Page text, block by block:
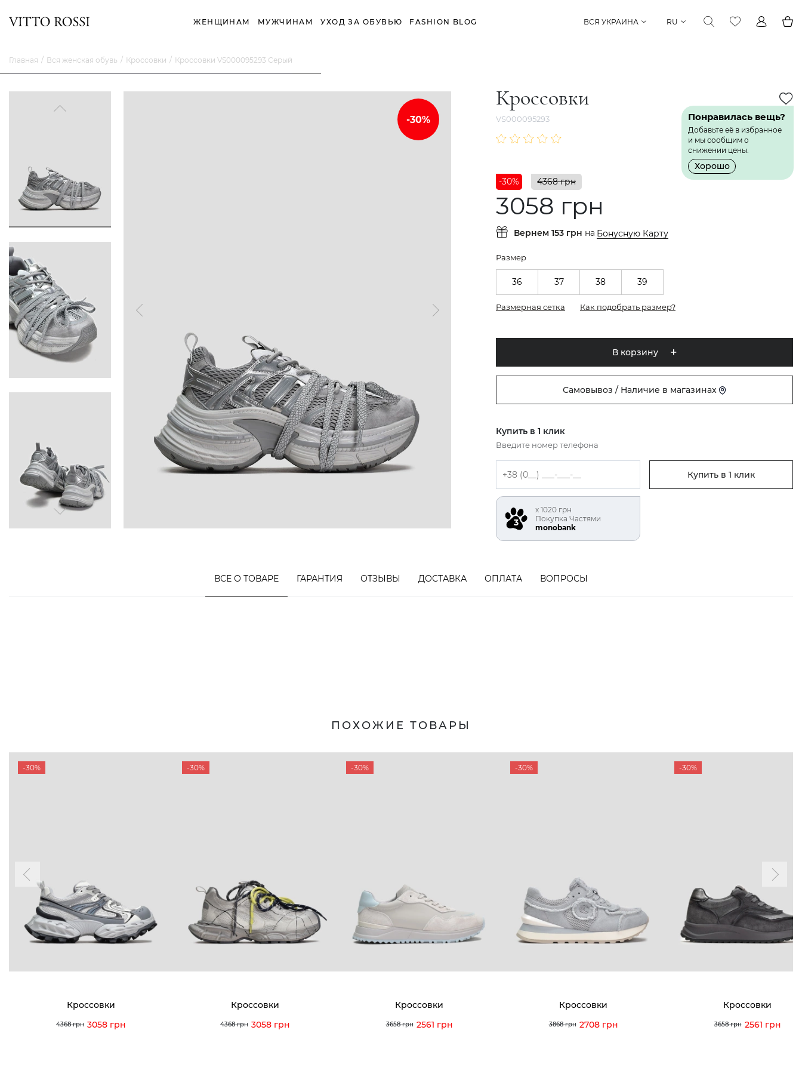
ЖЕНЩИНАМ МУЖЧИНАМ УХОД ЗА ОБУВЬЮ FASHION BLOG ВСЯ УКРАИНА RU
Главная Вся женская обувь Кроссовки Кроссовки VS000095293 Серый
Кроссовки
VS000095293 Понравилась вещь?
Добавьте её в избранное
и мы сообщим о
снижении цены.
Хорошо
-30%
4368 грн
3058 грн
Вернем 153 грн на Бонусную Карту
Размер
36 37 38 39
Размерная сетка Как подобрать размер?
В корзину
Самовывоз / Наличие в магазинах
Купить в 1 клик
Введите номер телефона
Купить в 1 клик
х 1020 грн
Покупка Частями
monobank
ВСЕ О ТОВАРЕ ГАРАНТИЯ ОТЗЫВЫ ДОСТАВКА ОПЛАТА ВОПРОСЫ
ПОХОЖИЕ ТОВАРЫ
-30%
Кроссовки
4368 грн 3058 грн
-30%
Кроссовки
4368 грн 3058 грн
-30%
Кроссовки
3658 грн 2561 грн
-30%
Кроссовки
3868 грн 2708 грн
-30%
Кроссовки
3658 грн 2561 грн